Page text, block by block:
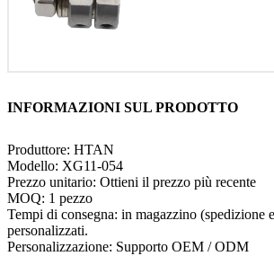
INFORMAZIONI SUL PRODOTTO
Produttore: HTAN
Modello: XG11-054
Prezzo unitario: Ottieni il prezzo più recente
MOQ: 1 pezzo
Tempi di consegna: in magazzino
personalizzati.
Personalizzazione: Supporto OEM / ODM